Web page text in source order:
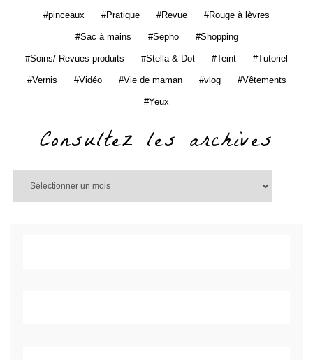
pinceaux Pratique Revue Rouge à lèvres
Sac à mains Sepho Shopping
Soins/ Revues produits Stella & Dot Teint Tutoriel
Vernis Vidéo Vie de maman vlog Vêtements
Yeux
Consultez les archives